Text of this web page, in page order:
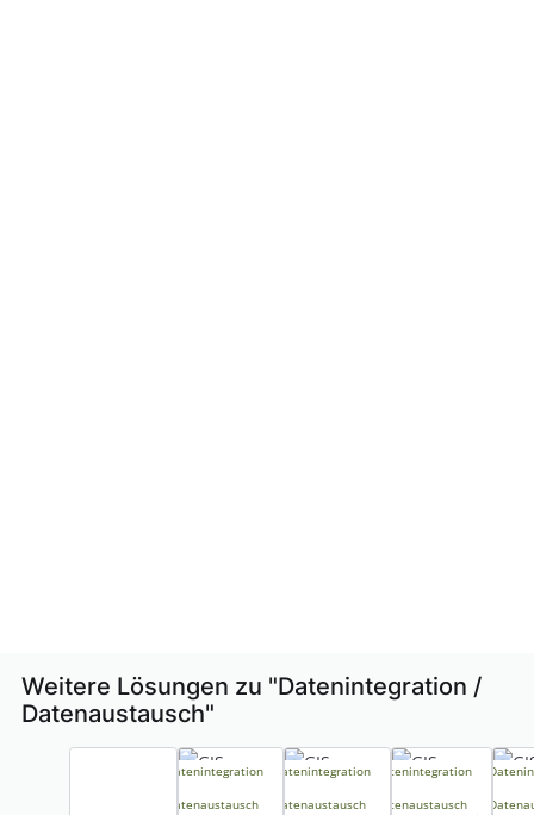
Weitere Lösungen zu "Datenintegration /
Datenaustausch"
Datenintegration
Datenaustausch
Datenintegration
Datenaustausch
Datenintegration
Datenaustausch